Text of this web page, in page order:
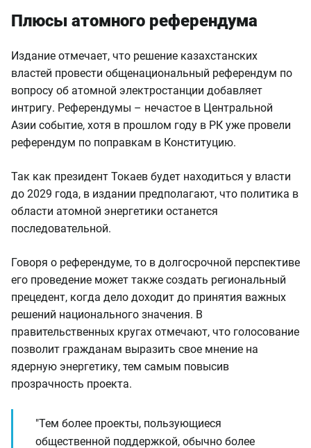
Плюсы атомного референдума
Издание отмечает, что решение казахстанских
властей провести общенациональный референдум по
вопросу об атомной электростанции добавляет
интригу. Референдумы – нечастое в Центральной
Азии событие, хотя в прошлом году в РК уже провели
референдум по поправкам в Конституцию.
Так как президент Токаев будет находиться у власти
до 2029 года, в издании предполагают, что политика в
области атомной энергетики останется
последовательной.
Говоря о референдуме, то в долгосрочной перспективе
его проведение может также создать региональный
прецедент, когда дело доходит до принятия важных
решений национального значения. В
правительственных кругах отмечают, что голосование
позволит гражданам выразить свое мнение на
ядерную энергетику, тем самым повысив
прозрачность проекта.
"Тем более проекты, пользующиеся
общественной поддержкой, обычно более